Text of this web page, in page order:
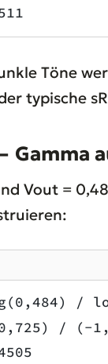
Töne
typische
Gamma
Vout =
/
/